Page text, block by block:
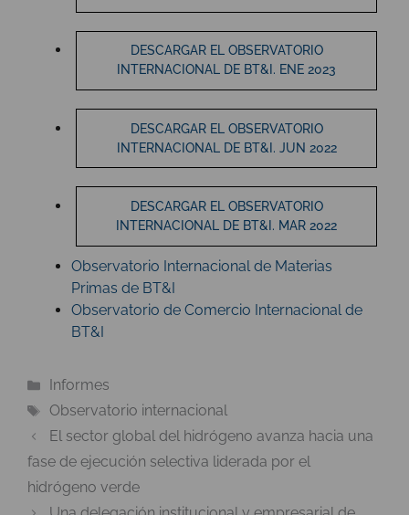
DESCARGAR EL OBSERVATORIO
INTERNACIONAL DE BT&I. ENE 2023
DESCARGAR EL OBSERVATORIO
INTERNACIONAL DE BT&I. JUN 2022
DESCARGAR EL OBSERVATORIO
INTERNACIONAL DE BT&I. MAR 2022
Observatorio Internacional de Materias
Primas de BT&I
Observatorio de Comercio Internacional de
BT&I
Categorías
Informes
Etiquetas
Observatorio internacional
El sector global del hidrógeno avanza hacia una
fase de ejecución selectiva liderada por el
hidrógeno verde